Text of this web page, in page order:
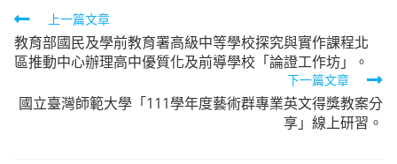
Read
more
articles
上一篇文章
教育部國民及學前教育署高級中等學校探究與實作課程北
區推動中心辦理高中優質化及前導學校「論證工作坊」。
下一篇文章
國立臺灣師範大學「111學年度藝術群專業英文得獎教案分
享」線上研習。